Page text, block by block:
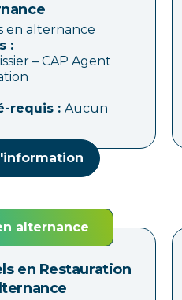
en alternance
:
– CAP Agent
requis : Aucun
alternance
en Restauration